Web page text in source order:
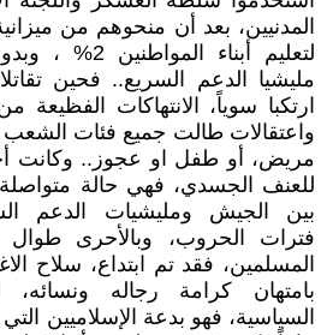
لتعليم أبناء
مليشيا الدعم السريع.. فحين
ارتكبا سوياً، الانتهاكات
واعتقالات طالت جميع فئات
مريض، أو طفل او عجوز.. وكانت
للعنف الجسدي، فهي حالة
بين الجيش ومليشيات الدعم
فترات الحروب، وبالأحرى طوال
المسلمين، فقد تم ابتداع، سلاح
بامتهان كرامة رجاله
السياسية، فهو بدعة الإسلاميين